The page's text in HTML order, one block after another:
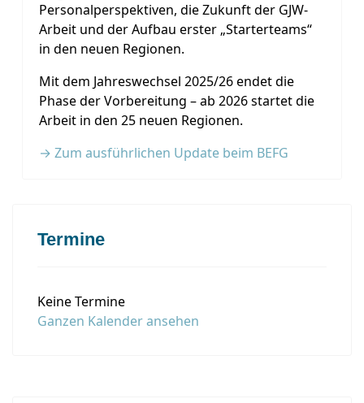
Personalperspektiven, die Zukunft der GJW-
Arbeit und der Aufbau erster „Starterteams“
in den neuen Regionen.
Mit dem Jahreswechsel 2025/26 endet die
Phase der Vorbereitung – ab 2026 startet die
Arbeit in den 25 neuen Regionen.
→ Zum ausführlichen Update beim BEFG
Termine
Keine Termine
Ganzen Kalender ansehen